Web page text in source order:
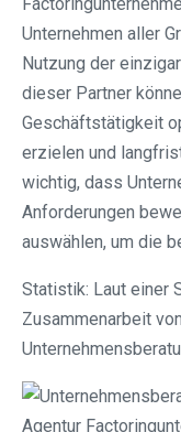
Unternehmen aller
Nutzung der
dieser Partner
Geschäftstätigkeit
erzielen und
wichtig, dass
Anforderungen
auswählen, um die
Statistik: Laut einer
Zusammenarbeit